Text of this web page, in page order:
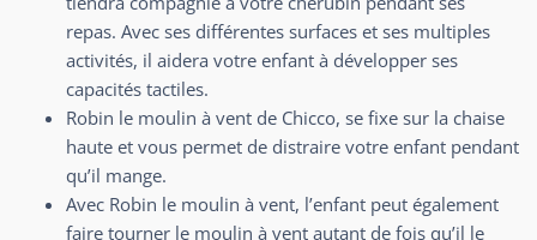
repas. Avec ses différentes surfaces et ses multiples
activités, il aidera votre enfant à développer ses
capacités tactiles.
Robin le moulin à vent de Chicco, se fixe sur la chaise
haute et vous permet de distraire votre enfant pendant
qu’il mange.
Avec Robin le moulin à vent, l’enfant peut également
faire tourner le moulin à vent autant de fois qu’il le